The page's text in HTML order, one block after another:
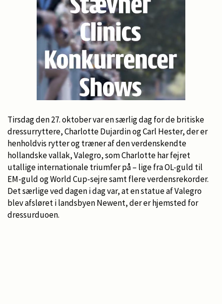
Tirsdag den 27. oktober var en særlig dag for de britiske
dressurryttere, Charlotte Dujardin og Carl Hester, der er
henholdvis rytter og træner af den verdenskendte
hollandske vallak, Valegro, som Charlotte har fejret
utallige internationale triumfer på – lige fra OL-guld til
EM-guld og World Cup-sejre samt flere verdensrekorder.
Det særlige ved dagen i dag var, at en statue af Valegro
blev afsløret i landsbyen Newent, der er hjemsted for
dressurduoen.